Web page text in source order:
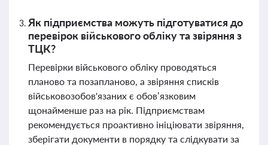
Як підприємства можуть підготуватися до
перевірок військового обліку та звіряння з
ТЦК?
Перевірки військового обліку проводяться
планово та позапланово, а звіряння списків
військовозобов'язаних є обов’язковим
щонайменше раз на рік. Підприємствам
рекомендується проактивно ініціювати звіряння,
зберігати документи в порядку та слідкувати за